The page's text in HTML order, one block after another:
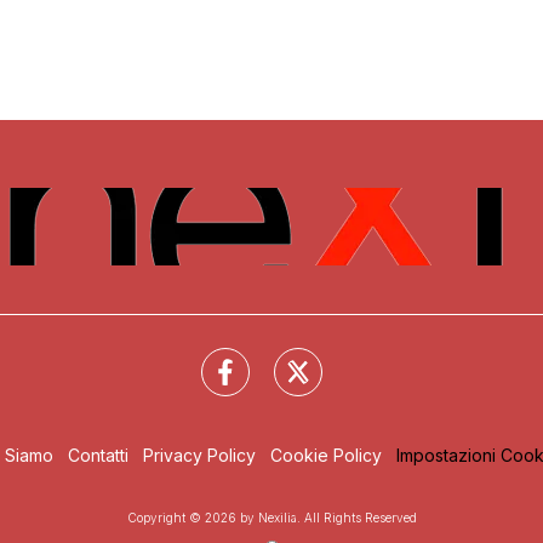
Siamo Contatti Privacy Policy Cookie Policy Impostazioni
Copyright © 2026 by Nexilia. All Rights Reserved